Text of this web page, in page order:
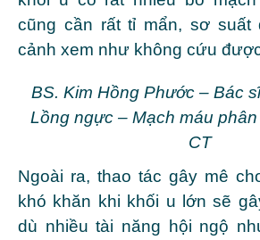
cũng cần rất tỉ mẩn, sơ suất
cảnh xem như không cứu
BS. Kim Hồng Phước – Bác
Lồng ngực – Mạch máu
CT
Ngoài ra, thao tác gây mê
khó khăn khi khối u lớn sẽ
dù nhiều tài năng hội ngộ